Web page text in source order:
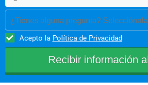
6  Psicologia social
6  Psicometria
6  Diseño de investigacion
7  Formulacion de proyectos
7  Pruebas proyectivas
¿Tienes alguna pregunta? Selecciónala
Acepto la Política de Privacidad